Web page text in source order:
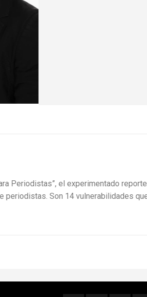
Periodistas”, el experimentado
Son 14 vulnerabilidades